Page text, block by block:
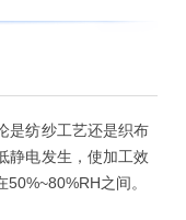
是纺纱工艺还是织布
静电发生，使加工效
之间。